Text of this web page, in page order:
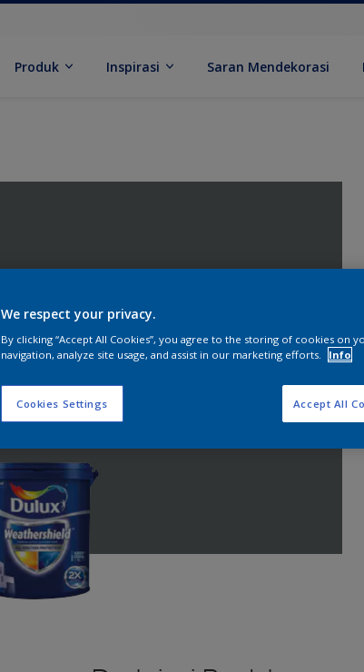
Produk Inspirasi Saran Mendekorasi
We respect your privacy.
By clicking “Accept All Cookies”, you agree to the storing of cookies on
navigation, analyze site usage, and assist in our marketing efforts.
Info
Cookies Settings Accept All